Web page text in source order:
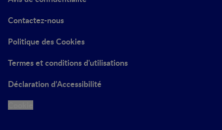
Contactez-nous
Politique des Cookies
Termes et conditions d'utilisations
Déclaration d’Accessibilité